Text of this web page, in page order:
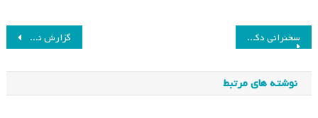
راهبری
نوشته
گزارش نشست «گروه‌های مطالعاتی علایق ویژه: انتظارات و برنامه‌ها» سخنرانی دکتر فرزانه فرزادنیا-روش‌های تدریس فعال در برنامه درسی محیط کار
نوشته های مرتبط